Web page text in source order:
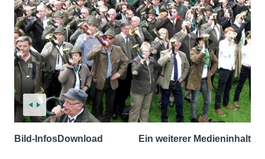
Bild-InfosDownload Ein weiterer Medieninhalt